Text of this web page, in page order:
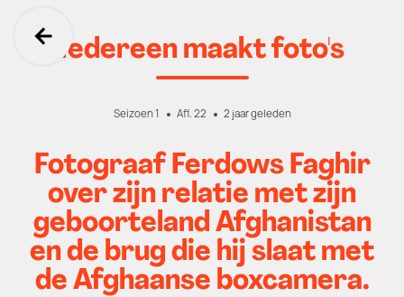
Ga terug
Iedereen maakt foto's
Seizoen 1 Afl. 22 2 jaar geleden
Fotograaf Ferdows Faghir
over zijn relatie met zijn
geboorteland Afghanistan
en de brug die hij slaat met
de Afghaanse boxcamera.